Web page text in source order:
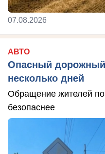
07.08.2026
АВТО
Опасный дорожный
несколько дней
Обращение жителей
безопаснее